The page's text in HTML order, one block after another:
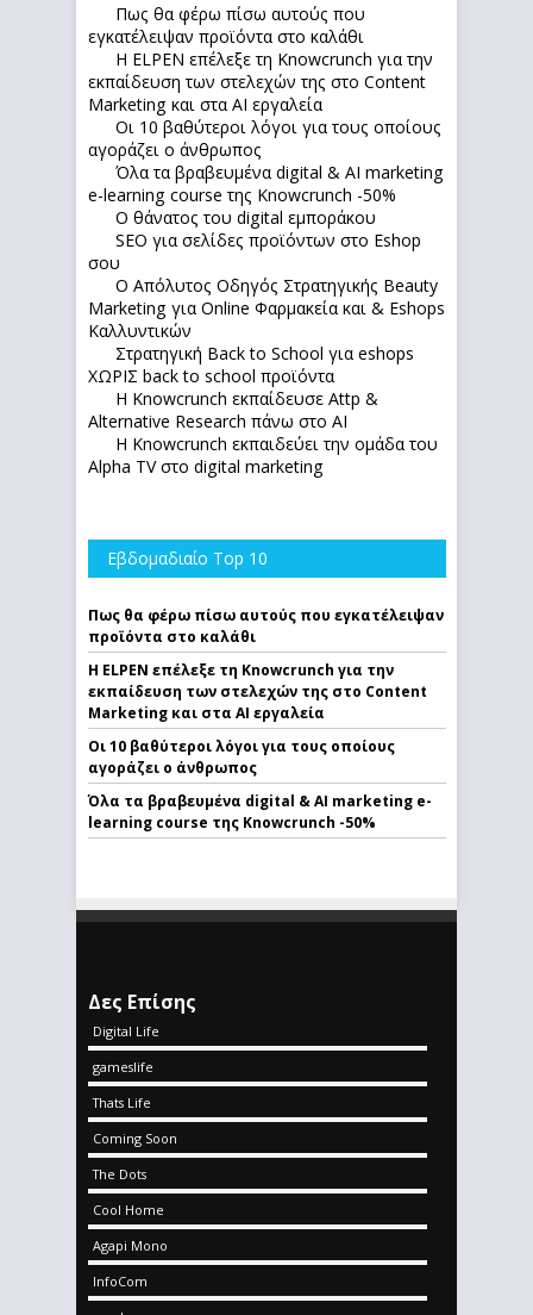
Πως θα φέρω πίσω αυτούς που
εγκατέλειψαν προϊόντα στο καλάθι
Η ELPEN επέλεξε τη Knowcrunch για την
εκπαίδευση των στελεχών της στο Content
Marketing και στα AI εργαλεία
Οι 10 βαθύτεροι λόγοι για τους οποίους
αγοράζει ο άνθρωπος
Όλα τα βραβευμένα digital & AI marketing
e-learning course της Knowcrunch -50%
Ο θάνατος του digital εμποράκου
SEO για σελίδες προϊόντων στο Eshop
σου
Ο Απόλυτoς Οδηγός Στρατηγικής Beauty
Marketing για Online Φαρμακεία και & Eshops
Καλλυντικών
Στρατηγική Back to School για eshops
ΧΩΡΙΣ back to school προϊόντα
Η Knowcrunch εκπαίδευσε Attp &
Alternative Research πάνω στο ΑΙ
Η Knowcrunch εκπαιδεύει την ομάδα του
Alpha TV στο digital marketing
Εβδομαδιαίο Top 10
Πως θα φέρω πίσω αυτούς που εγκατέλειψαν
προϊόντα στο καλάθι
Η ELPEN επέλεξε τη Knowcrunch για την
εκπαίδευση των στελεχών της στο Content
Marketing και στα AI εργαλεία
Οι 10 βαθύτεροι λόγοι για τους οποίους
αγοράζει ο άνθρωπος
Όλα τα βραβευμένα digital & AI marketing e-
learning course της Knowcrunch -50%
Δες Επίσης
Digital Life
gameslife
Thats Life
Coming Soon
The Dots
Cool Home
Agapi Mono
InfoCom